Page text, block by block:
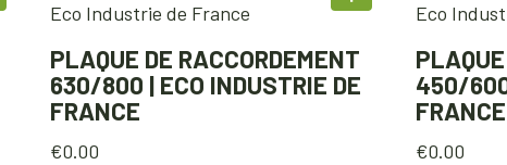
PLAQUE DE RACCORDEMENT
630/800 | ECO INDUSTRIE DE
FRANCE
€0.00
450/600
FRANCE
€0.00